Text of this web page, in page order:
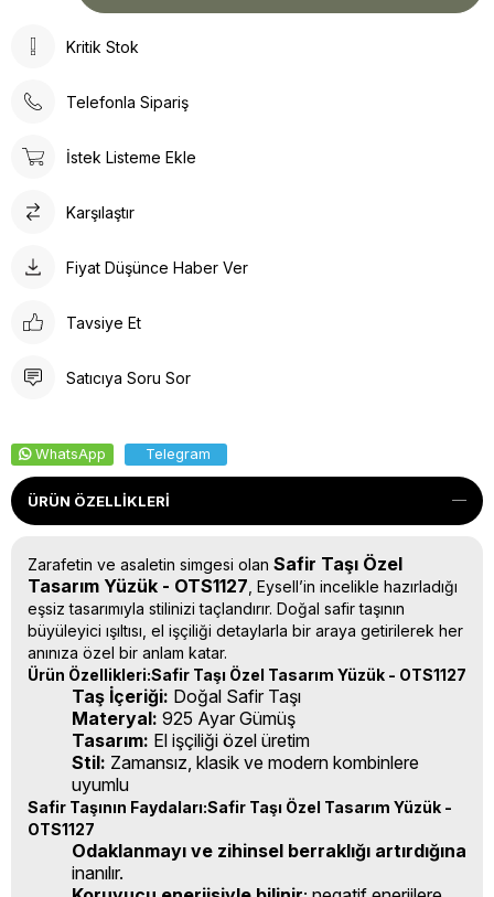
Kritik Stok
Telefonla Sipariş
İstek Listeme Ekle
Karşılaştır
Fiyat Düşünce Haber Ver
Tavsiye Et
Satıcıya Soru Sor
WhatsApp Telegram
ÜRÜN ÖZELLIKLERI
Zarafetin ve asaletin simgesi olan Safir Taşı Özel
Tasarım Yüzük - OTS1127 , Eysell’in incelikle hazırladığı
eşsiz tasarımıyla stilinizi taçlandırır. Doğal safir taşının
büyüleyici ışıltısı, el işçiliği detaylarla bir araya getirilerek her
anınıza özel bir anlam katar.
Ürün Özellikleri:Safir Taşı Özel Tasarım Yüzük - OTS1127
Taş İçeriği: Doğal Safir Taşı
Materyal: 925 Ayar Gümüş
Tasarım: El işçiliği özel üretim
Stil: Zamansız, klasik ve modern kombinlere
uyumlu
Safir Taşının Faydaları:Safir Taşı Özel Tasarım Yüzük -
OTS1127
Odaklanmayı ve zihinsel berraklığı artırdığına
inanılır.